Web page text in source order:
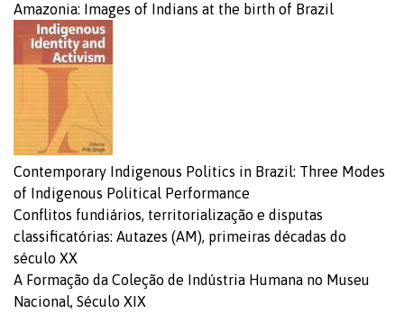
Amazonia: Images of Indians at the birth of Brazil
Contemporary Indigenous Politics in Brazil: Three Modes
of Indigenous Political Performance
Conflitos fundiários, territorialização e disputas
classificatórias: Autazes (AM), primeiras décadas do
século XX
A Formação da Coleção de Indústria Humana no Museu
Nacional, Século XIX